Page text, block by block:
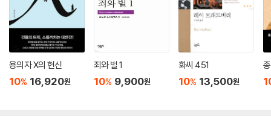
용의자 X의 헌신
10% 16,920원
죄와 벌 1
10% 9,900원
화씨 451
10% 13,500원